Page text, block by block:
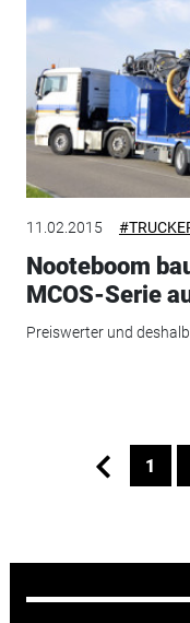
11.02.2015
Nooteboom
MCOS-Serie
Preiswerter und
1